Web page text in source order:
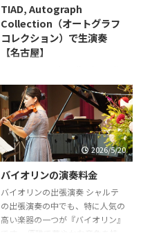
TIAD, Autograph
Collection（オートグラフ
コレクション）で生演奏
【名古屋】
演奏 先日、名古屋市中区にある
TIAD, Autograph Collectionでの
生演奏がありました。 名古屋・
栄の久屋大通公園沿いにある5つ
星のラグジュアリーホテルです。
2023年7月に開業し、東海エリア
初のマリオット・インターナショ
ナル「オートグラフ コレクショ
ン」として注目を集めています。
ちなみに、ホテル名のTIADは
Tomorrow Is Another Day の頭文
字から付けられているそうです。
2026/5/20
バイオリンの演奏料金
バイオリンの出張演奏 シャルテ
の出張演奏の中でも、特に人気の
高い楽器の一つが『バイオリン』
です。 優雅で華やかな音色を持